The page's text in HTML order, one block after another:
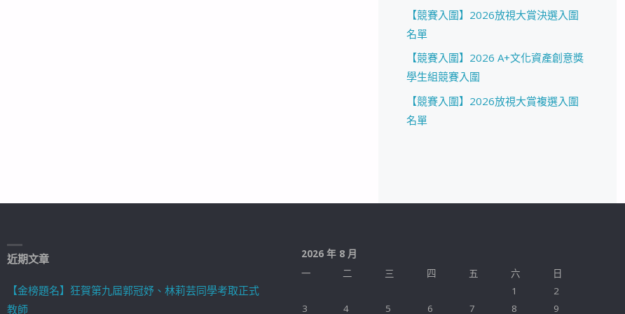
【競賽入圍】2026放視大賞決選入圍
名單
【競賽入圍】2026 A+文化資產創意獎
學生組競賽入圍
【競賽入圍】2026放視大賞複選入圍
名單
近期文章
【金榜題名】狂賀第九屆郭冠妤、林莉芸同學考取正式
教師
2026 年 8 月
一
二 三 四 五 六
日
1
2
3
4 5 6 7 8 9